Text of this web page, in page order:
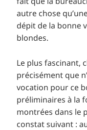
autre chose
dépit de la bonne
blondes.
Le plus fascinant,
précisément que
vocation pour ce
préliminaires à la
montrées dans le
constat suivant :